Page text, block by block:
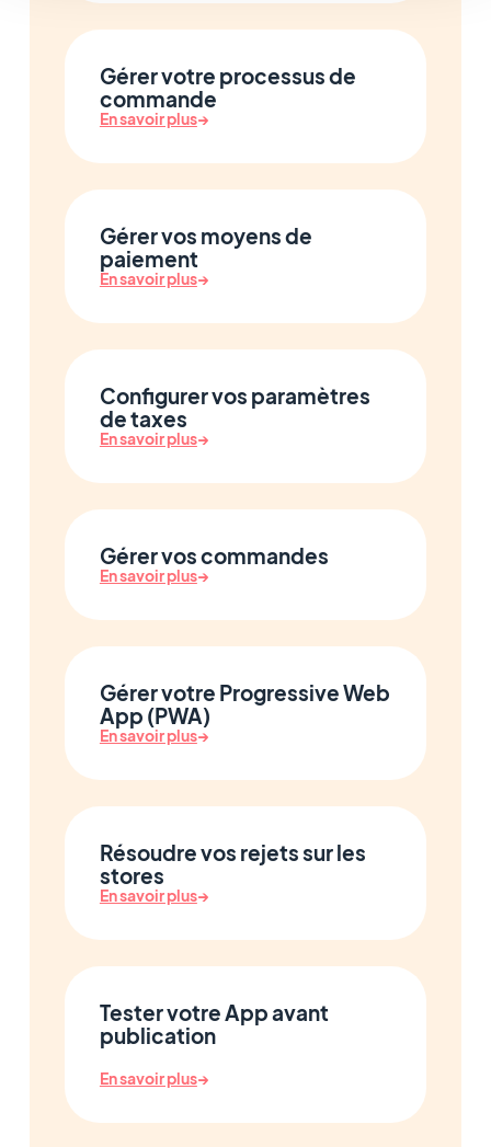
Gérer votre processus de
commande
En savoir plus→
Gérer vos moyens de
paiement
En savoir plus→
Configurer vos paramètres
de taxes
En savoir plus→
Gérer vos commandes
En savoir plus→
Gérer votre Progressive Web
App (PWA)
En savoir plus→
Résoudre vos rejets sur les
stores
En savoir plus→
Tester votre App avant
publication
En savoir plus→